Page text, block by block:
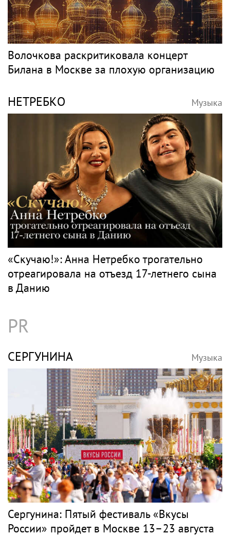
Волочкова раскритиковала концерт
Билана в Москве за плохую организацию
НЕТРЕБКО Музыка
«Скучаю!»: Анна Нетребко трогательно
отреагировала на отъезд 17-летнего сына
в Данию
PR
СЕРГУНИНА Музыка
Сергунина: Пятый фестиваль «Вкусы
России» пройдет в Москве 13–23 августа